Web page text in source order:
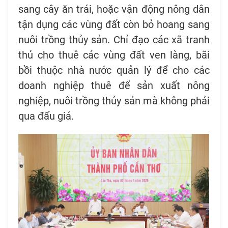
sang cây ăn trái, hoặc vận động nông dân
tận dụng các vùng đất còn bỏ hoang sang
nuôi trồng thủy sản. Chỉ đạo các xã tranh
thủ cho thuê các vùng đất ven làng, bãi
bồi thuộc nhà nước quản lý để cho các
doanh nghiệp thuê để sản xuất nông
nghiệp, nuôi trồng thủy sản mà không phải
qua đấu giá.